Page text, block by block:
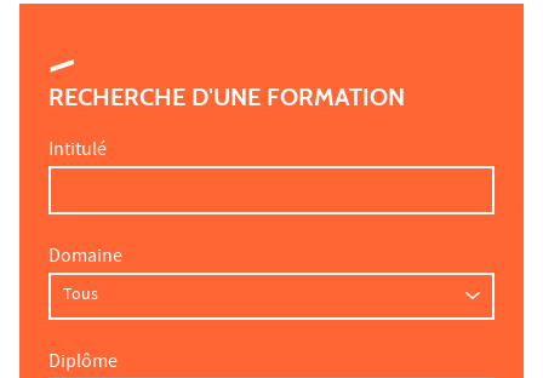
RECHERCHE D'UNE FORMATION
Intitulé
Domaine
Diplôme